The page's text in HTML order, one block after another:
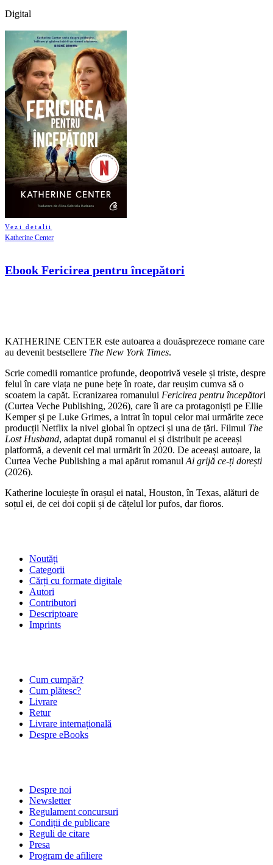
Digital
Vezi detalii
Katherine Center
Ebook Fericirea pentru începători
KATHERINE CENTER este autoarea a douăsprezece romane care
au devenit bestsellere The New York Times.
Scrie comedii romantice profunde, deopotrivă vesele și triste, despre
felul în care viața ne pune bețe în roate, dar reușim cumva să o
scoatem la capăt. Ecranizarea romanului Fericirea pentru începători
(Curtea Veche Publishing, 2026), care îi are ca protagoniști pe Ellie
Kemper și pe Luke Grimes, a intrat în topul celor mai urmărite zece
producții Netflix la nivel global în optzeci și una de țări. Filmul The
Lost Husband, adaptat după romanul ei și distribuit pe aceeași
platformă, a devenit cel mai urmărit în 2020. De aceeași autoare, la
Curtea Veche Publishing a mai apărut romanul Ai grijă ce-ți dorești
(2026).
Katherine locuiește în orașul ei natal, Houston, în Texas, alături de
soțul ei, de cei doi copii și de cățelul lor pufos, dar fioros.
Noutăți
Categorii
Cărți cu formate digitale
Autori
Contributori
Descriptoare
Imprints
Cum cumpăr?
Cum plătesc?
Livrare
Retur
Livrare internațională
Despre eBooks
Despre noi
Newsletter
Regulament concursuri
Condiții de publicare
Reguli de citare
Presa
Program de afiliere